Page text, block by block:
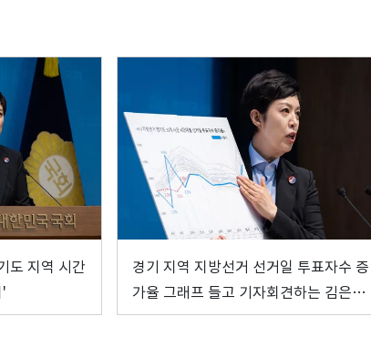
도 지역 시간
'
경기 지역 지방선거 선거일 투표자수 증
가율 그래프 들고 기자회견하는 김은혜
의원